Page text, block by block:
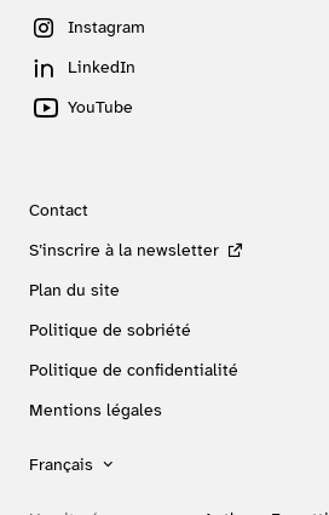
Instagram
LinkedIn
YouTube
Contact
S’inscrire à la newsletter
Plan du site
Politique de sobriété
Politique de confidentialité
Mentions légales
Français